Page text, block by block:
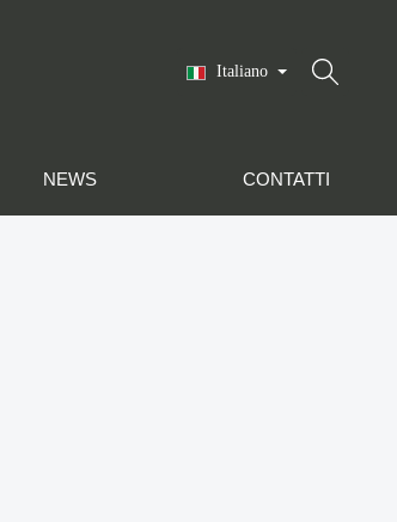
Italiano
NEWS CONTATTI